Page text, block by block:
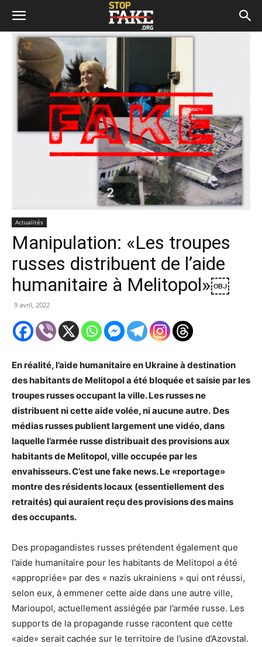
Actualités
Manipulation: «Les troupes
russes distribuent de l’aide
humanitaire à Melitopol»￼
9 avril, 2022
En réalité, l’aide humanitaire en Ukraine à destination
des habitants de Melitopol a été bloquée et saisie par les
troupes russes occupant la ville. Les russes ne
distribuent ni cette aide volée, ni aucune autre. Des
médias russes publient largement une vidéo, dans
laquelle l’armée russe distribuait des provisions aux
habitants de Melitopol, ville occupée par les
envahisseurs. C’est une fake news. Le «reportage»
montre des résidents locaux (essentiellement des
retraités) qui auraient reçu des provisions des mains
des occupants.
Des propagandistes russes prétendent également que
l’aide humanitaire pour les habitants de Melitopol a été
«appropriée» par des « nazis ukrainiens » qui ont réussi,
selon eux, à emmener cette aide dans une autre ville,
Marioupol, actuellement assiégée par l’armée russe. Les
supports de la propagande russe racontent que cette
«aide» serait cachée sur le territoire de l’usine d’Azovstal.